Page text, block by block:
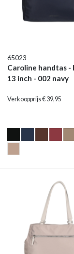
65023
Caroline handtas -
13 inch - 002 navy
Verkoopprijs € 39,95